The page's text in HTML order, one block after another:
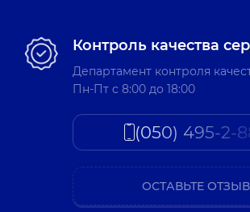
Контроль качества
Департамент контроля
Пн-Пт c 8:00 до 18:00
(050) 495-2-
ОСТАВЬТЕ ОТЗЫВ